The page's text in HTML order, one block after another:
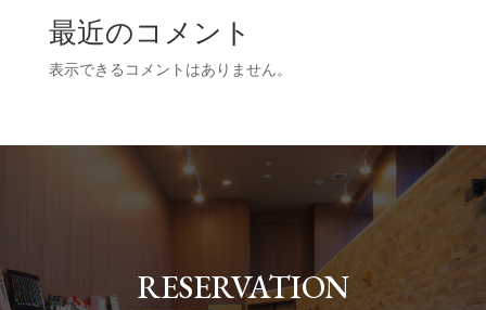
最近のコメント
表示できるコメントはありません。
RESERVATION